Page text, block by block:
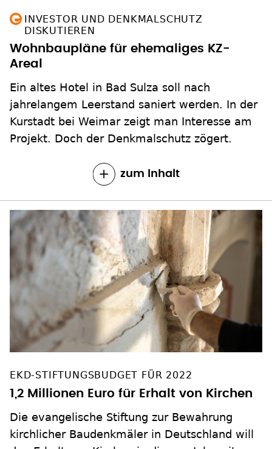
Wohnbaupläne für ehemaliges KZ-
Areal
Ein altes Hotel in Bad Sulza soll nach
Kurstadt bei Weimar zeigt man Interesse am
Projekt. Doch der Denkmalschutz zögert.
EKD-STIFTUNGSBUDGET FÜR 2022
1,2 Millionen Euro für Erhalt von Kirchen
Die evangelische Stiftung zur Bewahrung
den Erhalt von Kirchen in diesem Jahr mit
rund 1,2 Millionen Euro fördern.